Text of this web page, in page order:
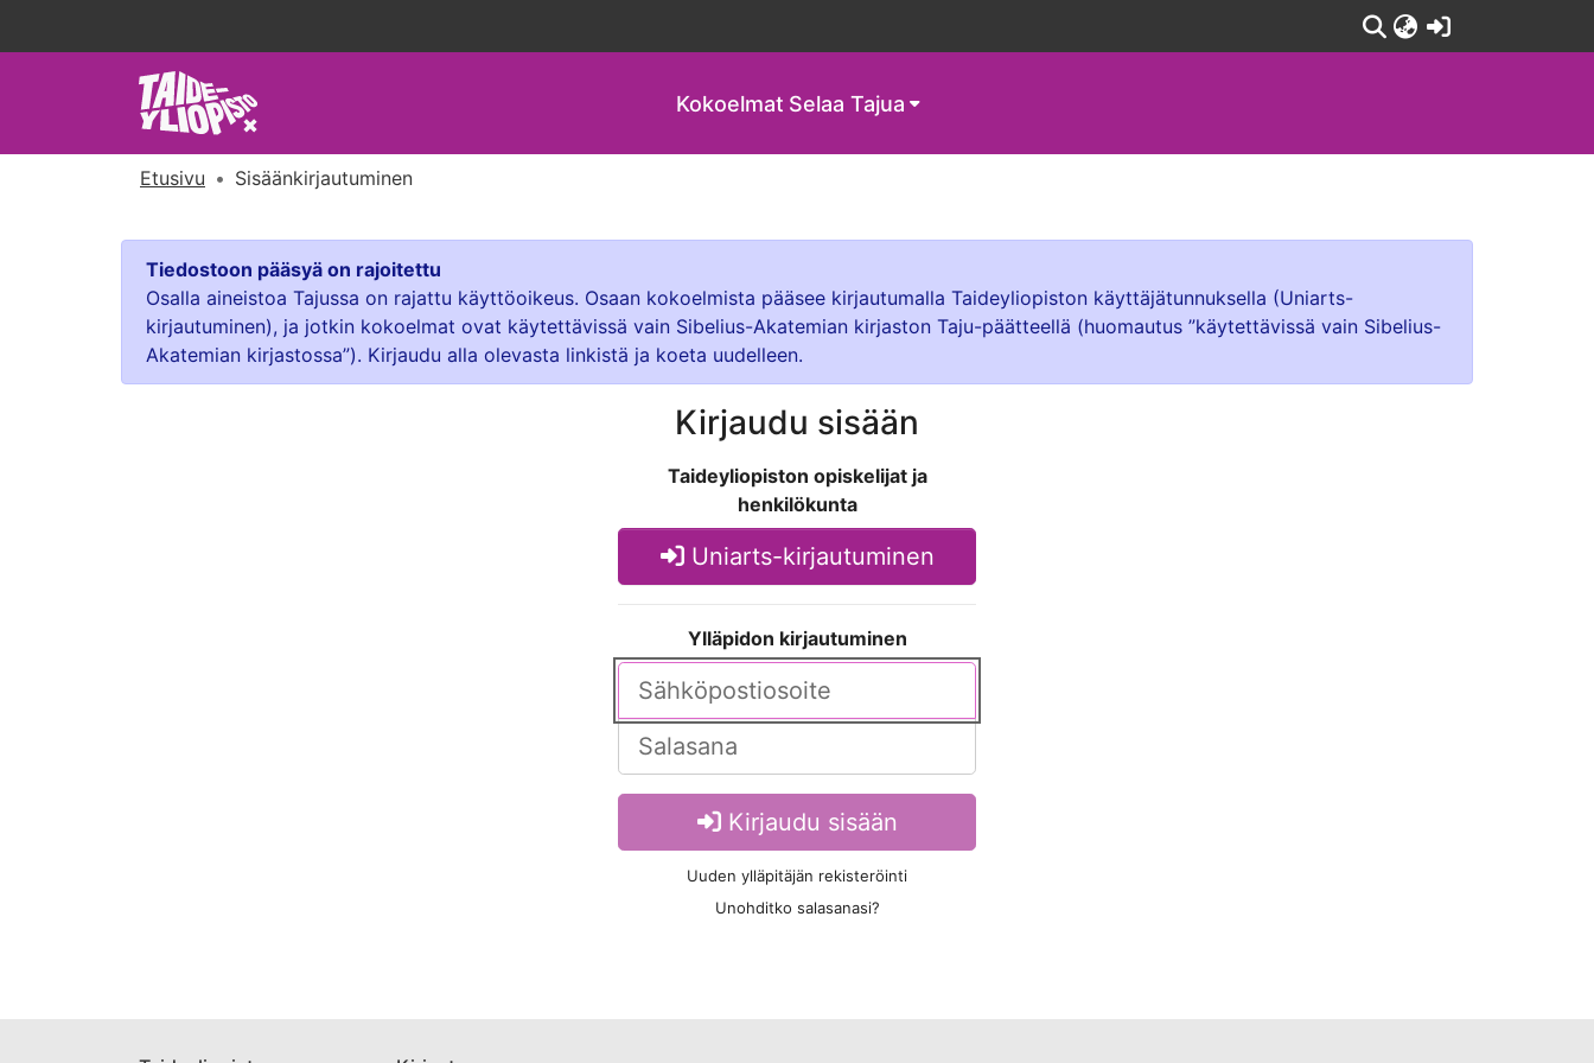
Kokoelmat Selaa Tajua
Etusivu Sisäänkirjautuminen
Tiedostoon pääsyä on rajoitettu
Osalla aineistoa Tajussa on rajattu käyttöoikeus. Osaan kokoelmista pääsee kirjautumalla Taideyliopiston käyttäjätunnuksella (Uniarts-
kirjautuminen), ja jotkin kokoelmat ovat käytettävissä vain Sibelius-Akatemian kirjaston Taju-päätteellä (huomautus ”käytettävissä vain Sibelius-
Akatemian kirjastossa”). Kirjaudu alla olevasta linkistä ja koeta uudelleen.
Kirjaudu sisään
Taideyliopiston opiskelijat ja
henkilökunta
Uniarts-kirjautuminen
Ylläpidon kirjautuminen
Kirjaudu sisään
Uuden ylläpitäjän rekisteröinti
Unohditko salasanasi?